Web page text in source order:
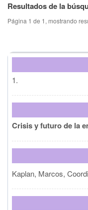
Título del tema
Colaborador(es)
Año de publicación
Editorial
Resultados de la
Página 1 de 1, mostrando
1.
Crisis y futuro de la
Kaplan, Marcos,